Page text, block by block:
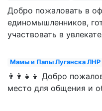
Добро пожаловать в
единомышленников,
участвовать в
Мамы и Папы Луганска
👨‍👩‍👧‍👦 Добро
место для общения и